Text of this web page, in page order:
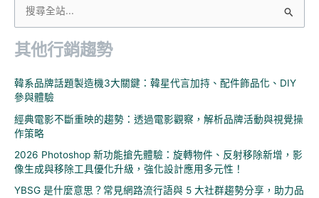
關
字
其他行銷趨勢
韓系品牌話題製造機3大關鍵：韓星代言加持、配件飾品化、DIY
參與體驗
經典電影不斷重映的趨勢：透過電影觀察，解析品牌活動與視覺操
作策略
2026 Photoshop 新功能搶先體驗：旋轉物件、反射移除新增，影
像生成與移除工具優化升級，強化設計應用多元性！
YBSG 是什麼意思？常見網路流行語與 5 大社群趨勢分享，助力品